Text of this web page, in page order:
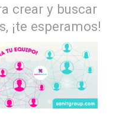
crear y buscar
¡te esperamos!